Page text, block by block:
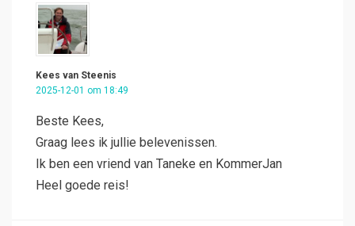
Kees van Steenis
2025-12-01 om 18:49
Beste Kees,
Graag lees ik jullie belevenissen.
Ik ben een vriend van Taneke en KommerJan
Heel goede reis!